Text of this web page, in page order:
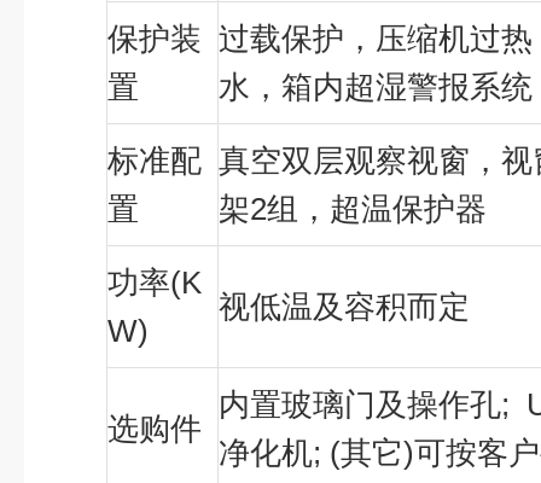
保护装
置
过载保护，压缩机过
水，箱内超湿警报系统
标准配
置
真空双层观察视窗，
架2组，超温保护器
功率(K
W)
视低温及容积而定
选购件
内置玻璃门及操作孔;
净化机; (其它)可按客